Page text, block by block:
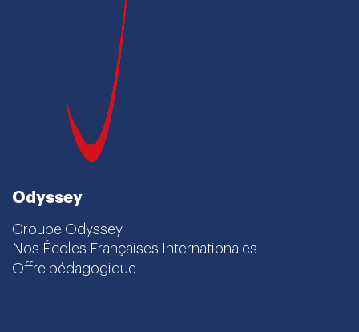
Odyssey
Groupe Odyssey
Nos Écoles Françaises Internationales
Offre pédagogique